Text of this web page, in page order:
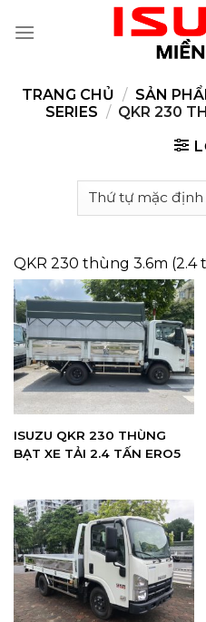
TRANG CHỦ / SẢN
SERIES / QKR 230
QKR 230 thùng 3.6m (2.4
ISUZU QKR 230 THÙNG
BẠT XE TẢI 2.4 TẤN ERO5